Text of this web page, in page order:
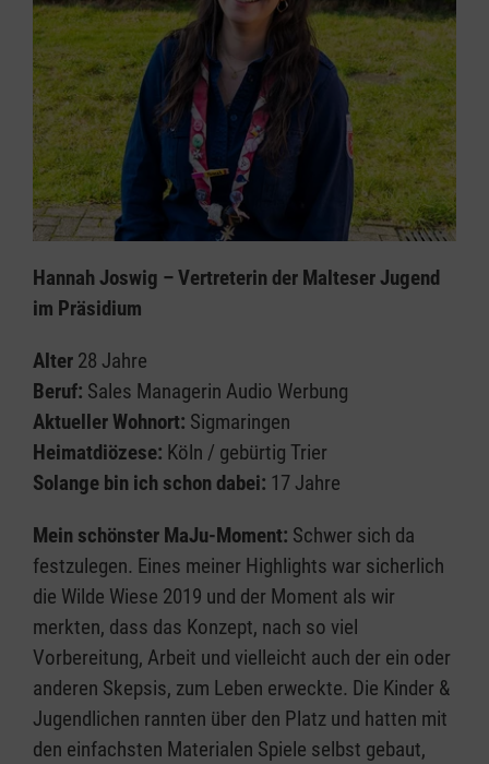
Hannah Joswig – Vertreterin der Malteser Jugend
im Präsidium
Alter 28 Jahre
Beruf: Sales Managerin Audio Werbung
Aktueller Wohnort: Sigmaringen
Heimatdiözese: Köln / gebürtig Trier
Solange bin ich schon dabei: 17 Jahre
Mein schönster MaJu-Moment: Schwer sich da
festzulegen. Eines meiner Highlights war sicherlich
die Wilde Wiese 2019 und der Moment als wir
merkten, dass das Konzept, nach so viel
Vorbereitung, Arbeit und vielleicht auch der ein oder
anderen Skepsis, zum Leben erweckte. Die Kinder &
Jugendlichen rannten über den Platz und hatten mit
den einfachsten Materialen Spiele selbst gebaut,